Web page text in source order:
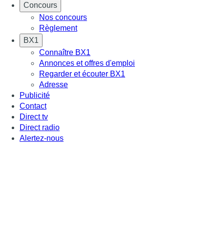
Concours
Nos concours
Règlement
BX1
Connaître BX1
Annonces et offres d'emploi
Regarder et écouter BX1
Adresse
Publicité
Contact
Direct tv
Direct radio
Alertez-nous